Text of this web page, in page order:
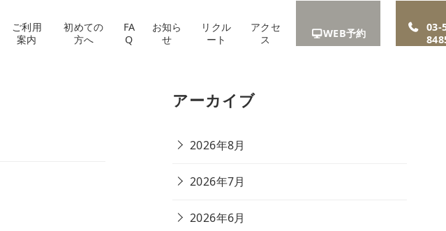
ご利用
案内
初めての
方へ
FA
Q
お知ら
せ
リクル
ート
アクセ
ス
WEB予約
03-
アーカイブ
2026年8月
2026年7月
2026年6月